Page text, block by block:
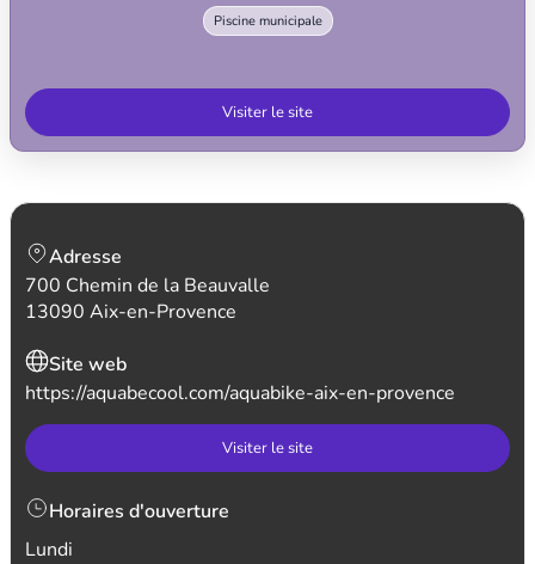
Piscine municipale
Visiter le site
Adresse
700 Chemin de la Beauvalle
13090 Aix-en-Provence
Site web
https://aquabecool.com/aquabike-aix-en-provence
Visiter le site
Horaires d'ouverture
Lundi